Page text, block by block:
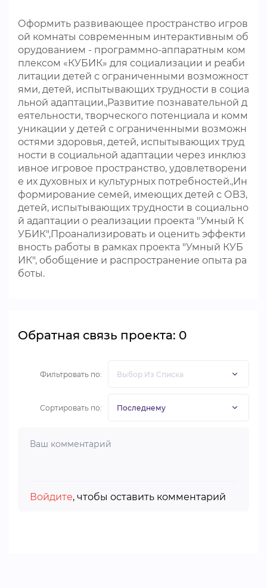
Оформить развивающее пространство игров
ой комнаты современным интерактивным об
орудованием - программно-аппаратным ком
плексом «КУБИК» для социализации и реаби
литации детей с ограниченными возможност
ями, детей, испытывающих трудности в социа
льной адаптации.,Развитие познавательной д
еятельности, творческого потенциала и комм
уникации у детей с ограниченными возможн
остями здоровья, детей, испытывающих труд
ности в социальной адаптации через инклюз
ивное игровое пространство, удовлетворени
е их духовных и культурных потребностей.,Ин
формирование семей, имеющих детей с ОВЗ,
детей, испытывающих трудности в социально
й адаптации о реализации проекта "Умный К
УБИК",Проанализировать и оценить эффекти
вность работы в рамках проекта "Умный КУБ
ИК", обобщение и распространение опыта ра
боты.
Обратная связь проекта: 0
Фильтровать по:
Сортировать по:
Войдите, чтобы оставить комментарий